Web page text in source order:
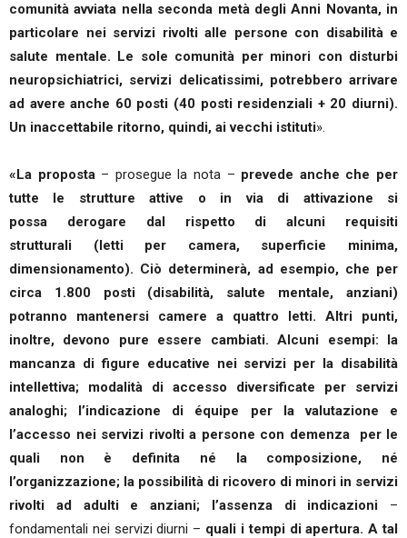
comunità avviata nella seconda metà degli Anni Novanta, in
particolare nei servizi rivolti alle persone con disabilità e
salute mentale. Le sole comunità per minori con disturbi
neuropsichiatrici, servizi delicatissimi, potrebbero arrivare
ad avere anche 60 posti (40 posti residenziali + 20 diurni).
Un inaccettabile ritorno, quindi, ai vecchi istituti».
«La proposta – prosegue la nota – prevede anche che per
tutte le strutture attive o in via di attivazione si
possa derogare dal rispetto di alcuni requisiti
strutturali (letti per camera, superficie minima,
dimensionamento). Ciò determinerà, ad esempio, che per
circa 1.800 posti (disabilità, salute mentale, anziani)
potranno mantenersi camere a quattro letti. Altri punti,
inoltre, devono pure essere cambiati. Alcuni esempi: la
mancanza di figure educative nei servizi per la disabilità
intellettiva; modalità di accesso diversificate per servizi
analoghi; l’indicazione di équipe per la valutazione e
l’accesso nei servizi rivolti a persone con demenza per le
quali non è definita né la composizione, né
l’organizzazione; la possibilità di ricovero di minori in servizi
rivolti ad adulti e anziani; l’assenza di indicazioni –
fondamentali nei servizi diurni – quali i tempi di apertura. A tal